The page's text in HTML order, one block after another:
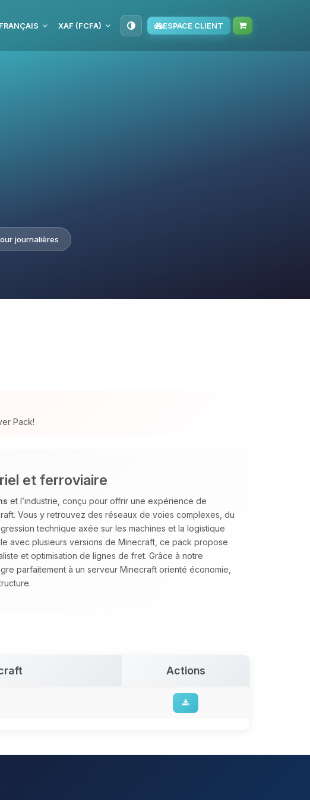
FRANÇAIS XAF (FCFA) ESPACE CLIENT
journalières
Pack!
et ferroviaire
et l’industrie, conçu pour offrir une expérience de
Vous y retrouvez des réseaux de voies complexes, du
technique axée sur les machines et la logistique
avec plusieurs versions de Minecraft, ce pack propose
et optimisation de lignes de fret. Grâce à notre
parfaitement à un serveur Minecraft orienté économie,
Actions